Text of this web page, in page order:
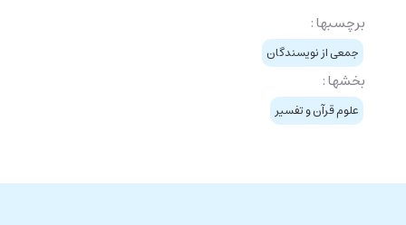
برچسبها :
جمعی از نويسندگان
بخشها :
علوم قرآن و تفسیر